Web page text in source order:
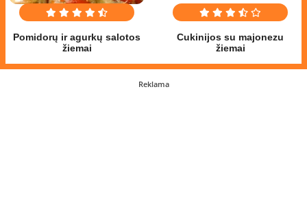
Pomidorų ir agurkų salotos
žiemai
Cukinijos su majonezu
žiemai
Reklama